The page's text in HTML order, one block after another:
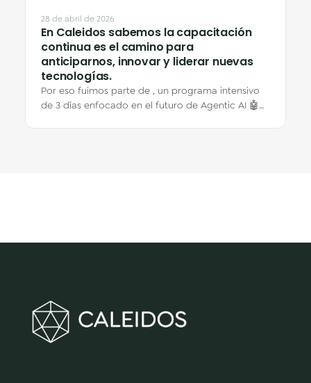
28 de abril de 2026
En Caleidos sabemos la capacitación
continua es el camino para
anticiparnos, innovar y liderar nuevas
tecnologías.
Por eso fuimos parte de , un programa intensivo
de 3 días enfocado en el futuro de Agentic AI 🤖☁️